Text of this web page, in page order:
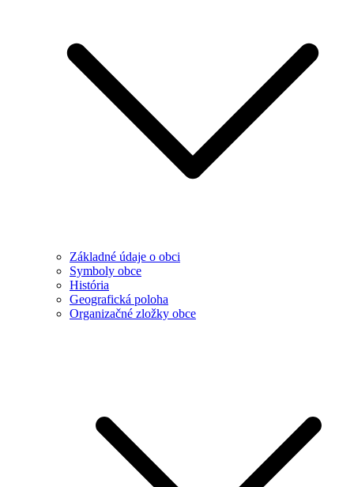
Základné údaje o obci
Symboly obce
História
Geografická poloha
Organizačné zložky obce